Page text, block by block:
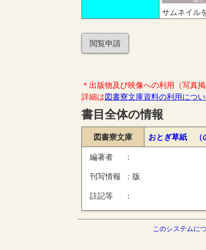
サムネイル
閲覧申請
＊出版物及び映像への利用（写真
詳細は図書寮文庫資料の利用につ
書目全体の情報
図書寮文庫 おとぎ草紙 （
編著者
刊写情報
版
註記等
このシステムに